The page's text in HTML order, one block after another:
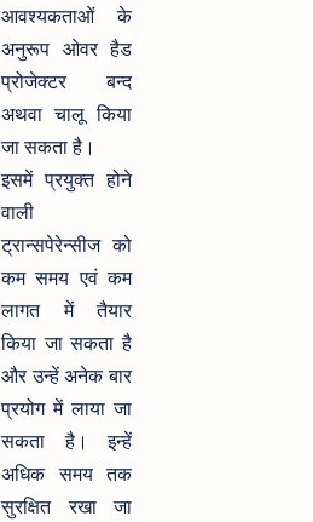
आवश्यकताओं के
अनुरूप ओवर हैड
प्रोजेक्टर बन्द
अथवा चालू किया
जा सकता है।
इसमें प्रयुक्त होने
वाली
ट्रान्सपेरेन्सीज को
कम समय एवं कम
लागत में तैयार
किया जा सकता है
और उन्हें अनेक बार
प्रयोग में लाया जा
सकता है। इन्हें
अधिक समय तक
सुरक्षित रखा जा